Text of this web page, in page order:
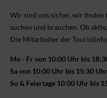
Wir sind uns sicher, wir finden
suchen und brauchen. Ob
Die Mitarbeiter der Touristinfo
Mo - Fr von 10:00 Uhr bis
Sa von 10:00 Uhr bis 15:30 Uhr
So & Feiertage 10:00 Uhr bis